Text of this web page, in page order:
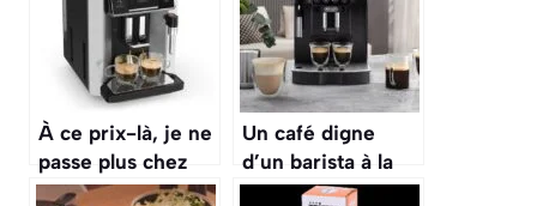
À ce prix-là, je ne
passe plus chez
Starbucks : Krups
Un café digne
d’un barista à la
maison :